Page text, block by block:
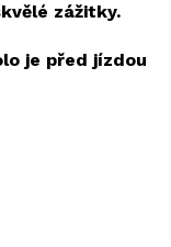
zážitky.
je před jízdou